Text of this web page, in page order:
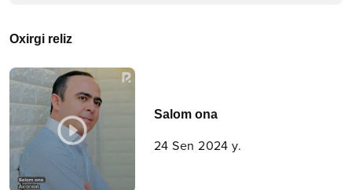
Oxirgi reliz
Salom ona
24 Sen 2024 y.